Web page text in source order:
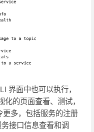
界面中也可以执行，
的页面查看、测试，
多，包括服务的注册
接口信息查看和调